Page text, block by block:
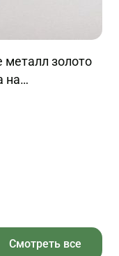
металл золото
на
Смотреть все